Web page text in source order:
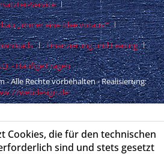
Service
„immer eine Idee voraus!“
Finanzierung und Leasing
- Häufige Fragen
Alle Rechte vorbehalten - Realisierung:
Cookies, die für den technischen
sind und stets gesetzt